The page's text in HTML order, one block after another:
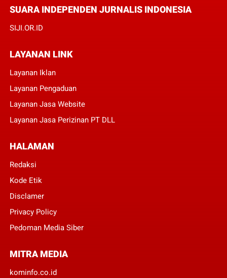
SUARA INDEPENDEN JURNALIS INDONESIA
SIJI.OR.ID
LAYANAN LINK
Layanan Iklan
Layanan Pengaduan
Layanan Jasa Website
Layanan Jasa Perizinan PT DLL
HALAMAN
Redaksi
Kode Etik
Disclamer
Privacy Policy
Pedoman Media Siber
MITRA MEDIA
kominfo.co.id